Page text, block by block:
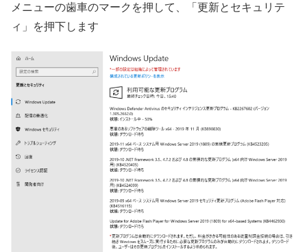
メニューの歯車のマークを押して、「更新とセキュリテ
ィ」を押下します